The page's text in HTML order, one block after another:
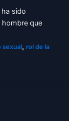
sido
hombre que
sexual, rol de la